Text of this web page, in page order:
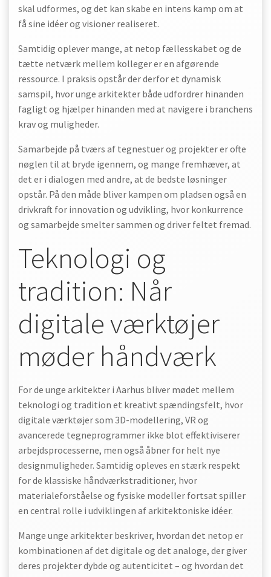
skal udformes, og det kan skabe en intens kamp om at
få sine idéer og visioner realiseret.
Samtidig oplever mange, at netop fællesskabet og de
tætte netværk mellem kolleger er en afgørende
ressource. I praksis opstår der derfor et dynamisk
samspil, hvor unge arkitekter både udfordrer hinanden
fagligt og hjælper hinanden med at navigere i branchens
krav og muligheder.
Samarbejde på tværs af tegnestuer og projekter er ofte
nøglen til at bryde igennem, og mange fremhæver, at
det er i dialogen med andre, at de bedste løsninger
opstår. På den måde bliver kampen om pladsen også en
drivkraft for innovation og udvikling, hvor konkurrence
og samarbejde smelter sammen og driver feltet fremad.
Teknologi og
tradition: Når
digitale værktøjer
møder håndværk
For de unge arkitekter i Aarhus bliver mødet mellem
teknologi og tradition et kreativt spændingsfelt, hvor
digitale værktøjer som 3D-modellering, VR og
avancerede tegneprogrammer ikke blot effektiviserer
arbejdsprocesserne, men også åbner for helt nye
designmuligheder. Samtidig opleves en stærk respekt
for de klassiske håndværkstraditioner, hvor
materialeforståelse og fysiske modeller fortsat spiller
en central rolle i udviklingen af arkitektoniske idéer.
Mange unge arkitekter beskriver, hvordan det netop er
kombinationen af det digitale og det analoge, der giver
deres projekter dybde og autenticitet – og hvordan det